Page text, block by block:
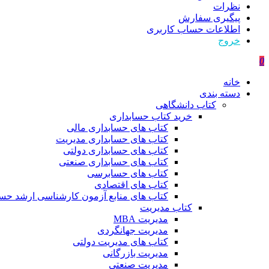
نظرات
پیگیری سفارش
اطلاعات حساب كاربری
خروج
0
خانه
دسته بندی
کتاب دانشگاهی
خرید کتاب حسابداری
کتاب های حسابداری مالی
کتاب های حسابداری مدیریت
کتاب های حسابداری دولتی
کتاب های حسابداری صنعتی
کتاب های حسابرسی
کتاب های اقتصادی
کتاب های منابع آزمون کارشناسی ارشد
کتاب مدیریت
مدیریت MBA
مدیریت جهانگردی
کتاب های مدیریت دولتی
مدیریت بازرگانی
مدیریت صنعتی